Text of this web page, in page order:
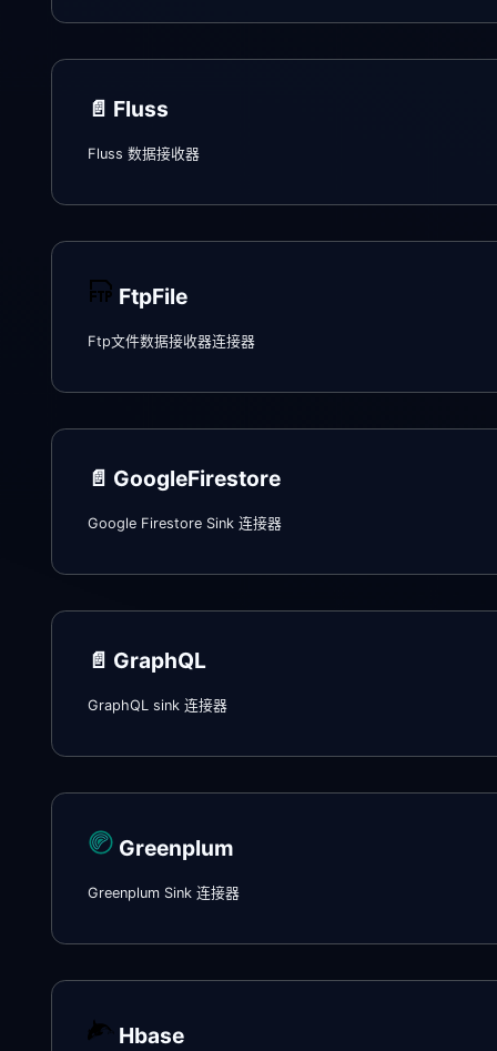
📄️ Fluss
Fluss 数据接收器
FtpFile
Ftp文件数据接收器连接器
📄️ GoogleFirestore
Google Firestore Sink 连接器
📄️ GraphQL
GraphQL sink 连接器
Greenplum
Greenplum Sink 连接器
Hbase